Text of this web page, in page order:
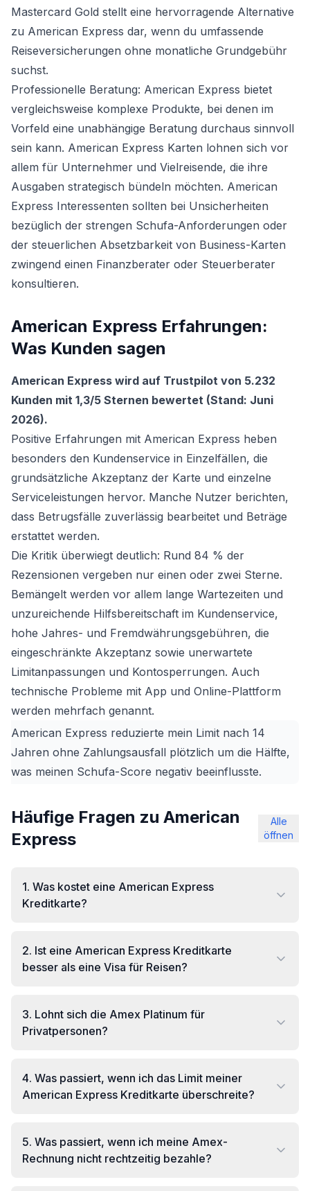
Mastercard Gold stellt eine hervorragende Alternative
zu American Express dar, wenn du umfassende
Reiseversicherungen ohne monatliche Grundgebühr
suchst.
Professionelle Beratung: American Express bietet
vergleichsweise komplexe Produkte, bei denen im
Vorfeld eine unabhängige Beratung durchaus sinnvoll
sein kann. American Express Karten lohnen sich vor
allem für Unternehmer und Vielreisende, die ihre
Ausgaben strategisch bündeln möchten. American
Express Interessenten sollten bei Unsicherheiten
bezüglich der strengen Schufa-Anforderungen oder
der steuerlichen Absetzbarkeit von Business-Karten
zwingend einen Finanzberater oder Steuerberater
konsultieren.
American Express Erfahrungen:
Was Kunden sagen
American Express wird auf Trustpilot von 5.232
Kunden mit 1,3/5 Sternen bewertet (Stand: Juni
2026).
Positive Erfahrungen mit American Express heben
besonders den Kundenservice in Einzelfällen, die
grundsätzliche Akzeptanz der Karte und einzelne
Serviceleistungen hervor. Manche Nutzer berichten,
dass Betrugsfälle zuverlässig bearbeitet und Beträge
erstattet werden.
Die Kritik überwiegt deutlich: Rund 84 % der
Rezensionen vergeben nur einen oder zwei Sterne.
Bemängelt werden vor allem lange Wartezeiten und
unzureichende Hilfsbereitschaft im Kundenservice,
hohe Jahres- und Fremdwährungsgebühren, die
eingeschränkte Akzeptanz sowie unerwartete
Limitanpassungen und Kontosperrungen. Auch
technische Probleme mit App und Online-Plattform
werden mehrfach genannt.
American Express reduzierte mein Limit nach 14
Jahren ohne Zahlungsausfall plötzlich um die Hälfte,
was meinen Schufa-Score negativ beeinflusste.
Häufige Fragen zu American
Express
Alle
öffnen
1. Was kostet eine American Express
Kreditkarte?
2. Ist eine American Express Kreditkarte
besser als eine Visa für Reisen?
3. Lohnt sich die Amex Platinum für
Privatpersonen?
4. Was passiert, wenn ich das Limit meiner
American Express Kreditkarte überschreite?
5. Was passiert, wenn ich meine Amex-
Rechnung nicht rechtzeitig bezahle?